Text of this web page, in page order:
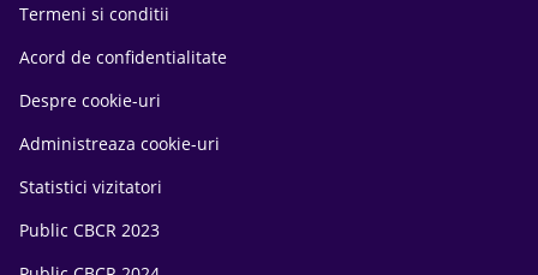
Termeni si conditii
Acord de confidentialitate
Despre cookie-uri
Administreaza cookie-uri
Statistici vizitatori
Public CBCR 2023